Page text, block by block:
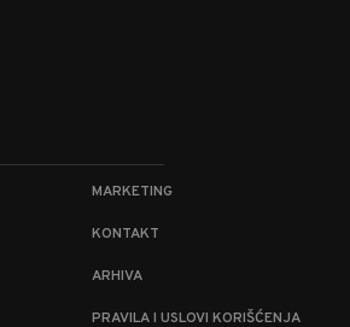
MARKETING
KONTAKT
ARHIVA
PRAVILA I USLOVI KORIŠĆENJA